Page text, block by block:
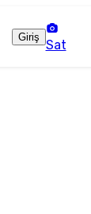
Giriş
Sat